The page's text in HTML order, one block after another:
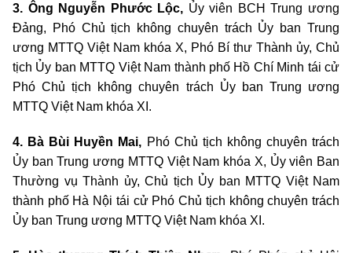
3. Ông Nguyễn Phước Lộc, Ủy viên BCH Trung ương
Đảng, Phó Chủ tịch không chuyên trách Ủy ban Trung
ương MTTQ Việt Nam khóa X, Phó Bí thư Thành ủy, Chủ
tịch Ủy ban MTTQ Việt Nam thành phố Hồ Chí Minh tái cử
Phó Chủ tịch không chuyên trách Ủy ban Trung ương
MTTQ Việt Nam khóa XI.
4. Bà Bùi Huyền Mai, Phó Chủ tịch không chuyên trách
Ủy ban Trung ương MTTQ Việt Nam khóa X, Ủy viên Ban
Thường vụ Thành ủy, Chủ tịch Ủy ban MTTQ Việt Nam
thành phố Hà Nội tái cử Phó Chủ tịch không chuyên trách
Ủy ban Trung ương MTTQ Việt Nam khóa XI.